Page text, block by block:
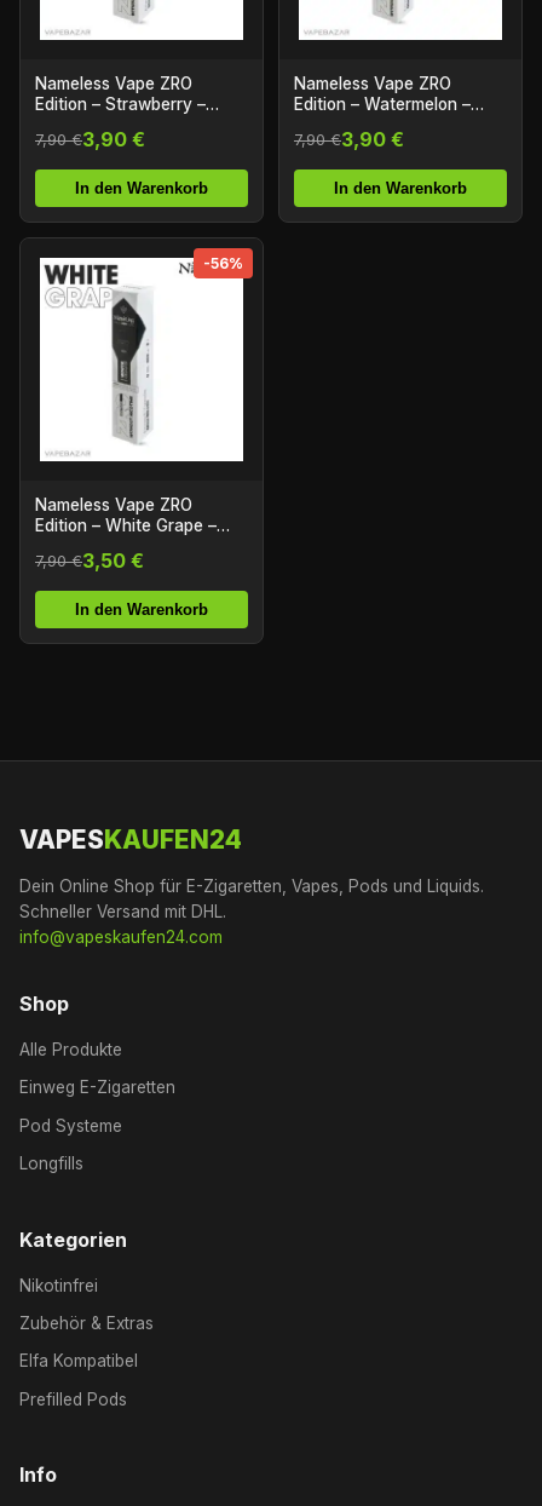
Nameless Vape ZRO
Edition – Strawberry –
7,90 €3,90 €
In den Warenkorb
Nameless Vape ZRO
Edition – Watermelon –
7,90 €3,90 €
In den Warenkorb
-56%
Nameless Vape ZRO
Edition – White Grape –
7,90 €3,50 €
In den Warenkorb
VAPESKAUFEN24
Dein Online Shop für E-Zigaretten, Vapes, Pods und Liquids.
Schneller Versand mit DHL.
info@vapeskaufen24.com
Shop
Alle Produkte
Einweg E-Zigaretten
Pod Systeme
Longfills
Kategorien
Nikotinfrei
Zubehör & Extras
Elfa Kompatibel
Prefilled Pods
Info